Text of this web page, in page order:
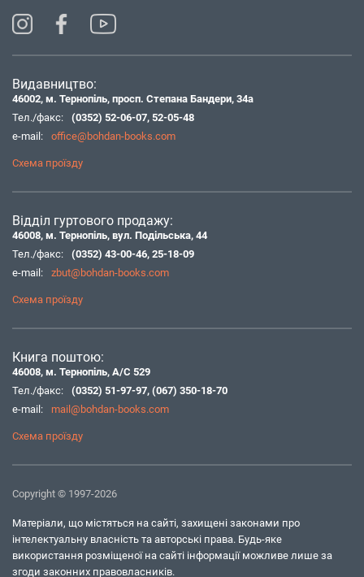
Видавництво:
46002, м. Тернопіль, просп. Степана Бандери, 34а
Тел./факс:
(0352) 52-06-07, 52-05-48
e-mail:
office@bohdan-books.com
Схема проїзду
Відділ гуртового продажу:
46008, м. Тернопіль, вул. Подільська, 44
Тел./факс:
(0352) 43-00-46, 25-18-09
e-mail:
zbut@bohdan-books.com
Схема проїзду
Книга поштою:
46008, м. Тернопіль, А/С 529
Тел./факс:
(0352) 51-97-97, (067) 350-18-70
e-mail:
mail@bohdan-books.com
Схема проїзду
Copyright © 1997-2026
Матеріали, що містяться на сайті, захищені законами про
інтелектуальну власність та авторські права. Будь-яке
використання розміщеної на сайті інформації можливе лише за
згоди законних правовласників.